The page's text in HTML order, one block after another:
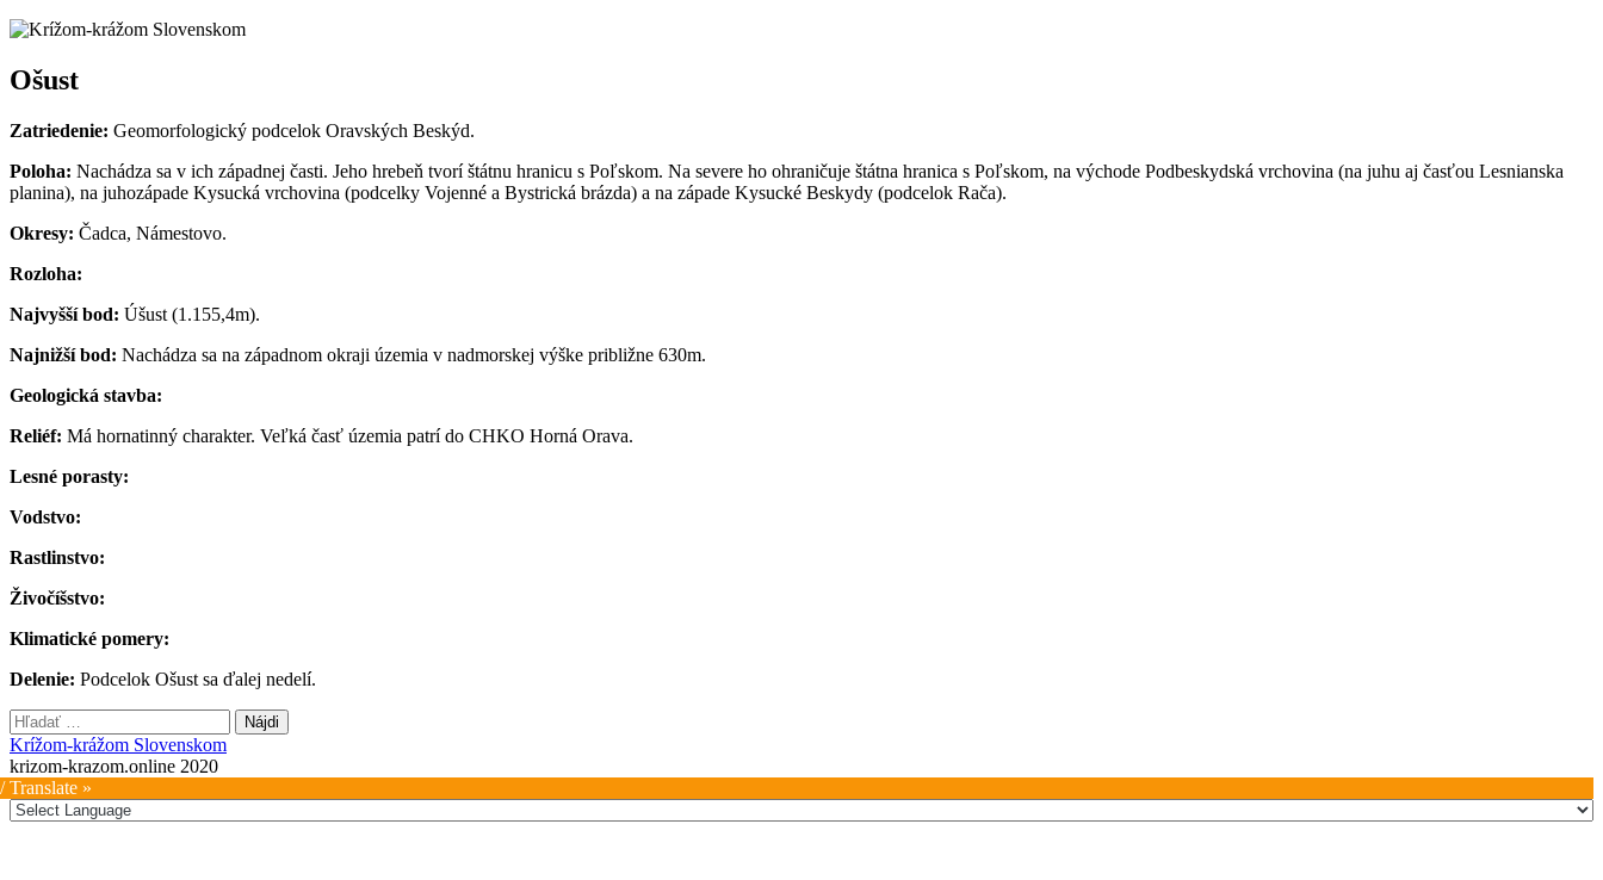
Ošust
Zatriedenie: Geomorfologický podcelok Oravských Beskýd.
Poloha: Nachádza sa v ich západnej časti. Jeho hrebeň tvorí štátnu hranicu s Poľskom. Na severe ho ohraničuje štátna hranica s Poľskom, na východe Podbeskydská vrchovina (na juhu aj časťou Lesnianska
planina), na juhozápade Kysucká vrchovina (podcelky Vojenné a Bystrická brázda) a na západe Kysucké Beskydy (podcelok Rača).
Okresy: Čadca, Námestovo.
Rozloha:
Najvyšší bod: Úšust (1.155,4m).
Najnižší bod: Nachádza sa na západnom okraji územia v nadmorskej výške približne 630m.
Geologická stavba:
Reliéf: Má hornatinný charakter. Veľká časť územia patrí do CHKO Horná Orava.
Lesné porasty:
Vodstvo:
Rastlinstvo:
Živočíšstvo:
Klimatické pomery:
Delenie: Podcelok Ošust sa ďalej nedelí.
Hľadať:
Krížom-krážom Slovenskom
krizom-krazom.online 2020
Translate »